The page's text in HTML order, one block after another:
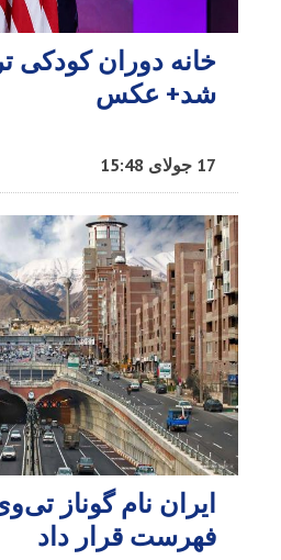
خانه دوران کودکی
شد+ عکس
17 جولای 15:48
ایران نام گوناز
فهرست قرار داد